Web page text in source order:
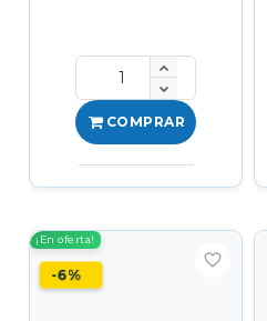
COMPRAR
¡En oferta!
-6%
favorite_border